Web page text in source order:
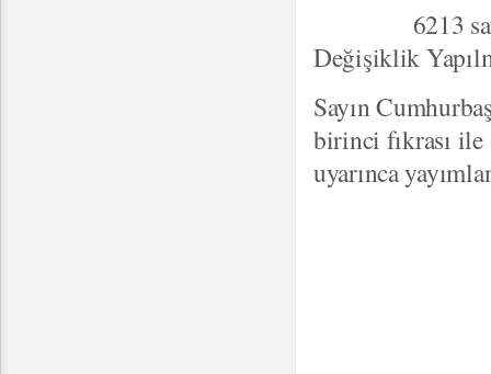
6213 sayılı
Değişiklik
Sayın
birinci fıkrası
uyarınca